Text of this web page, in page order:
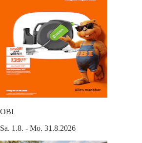
OBI
Sa. 1.8. - Mo. 31.8.2026